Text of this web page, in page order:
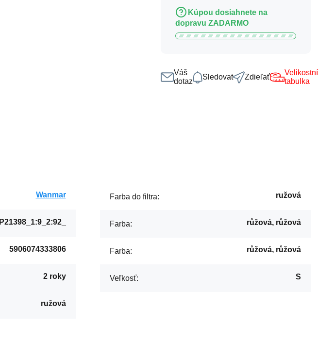
Kúpou dosiahnete na
dopravu ZADARMO
Váš
dotaz
Sledovat Zdieľať
Velikostní
tabulka
Wanmar
P21398_1:9_2:92_
5906074333806
2 roky
ružová
Farba do filtra: ružová
Farba: růžová, růžová
Farba: růžová, růžová
Veľkosť: S